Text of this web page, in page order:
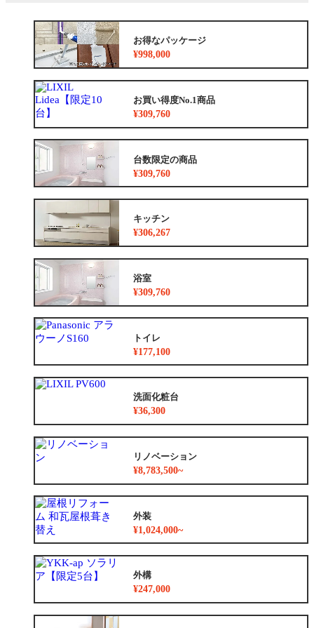
お得なパッケージ
¥998,000
お買い得度No.1商品
¥309,760
台数限定の商品
¥309,760
キッチン
¥306,267
浴室
¥309,760
トイレ
¥177,100
洗面化粧台
¥36,300
リノベーション
¥8,783,500~
外装
¥1,024,000~
外構
¥247,000